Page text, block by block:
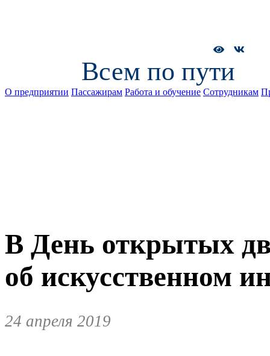
Всем по пути
О предприятии Пассажирам Работа и обучение Сотрудникам
В День открытых
об искусственном
24 апреля 2019